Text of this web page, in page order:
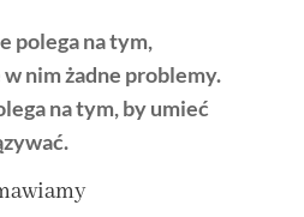
polega na tym,
nim żadne problemy.
na tym, by umieć